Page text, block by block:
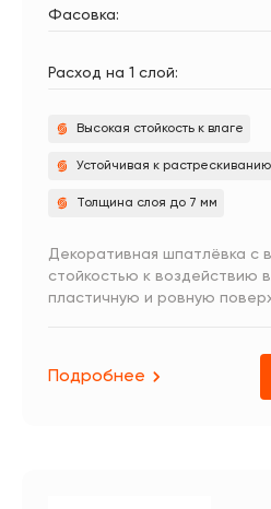
Фасовка:
Расход на 1 слой:
Высокая стойкость к влаге
Устойчивая к растрескиванию
Толщина слоя до 7 мм
Декоративная шпатлёвка с
стойкостью к воздействию
пластичную и ровную
Подробнее